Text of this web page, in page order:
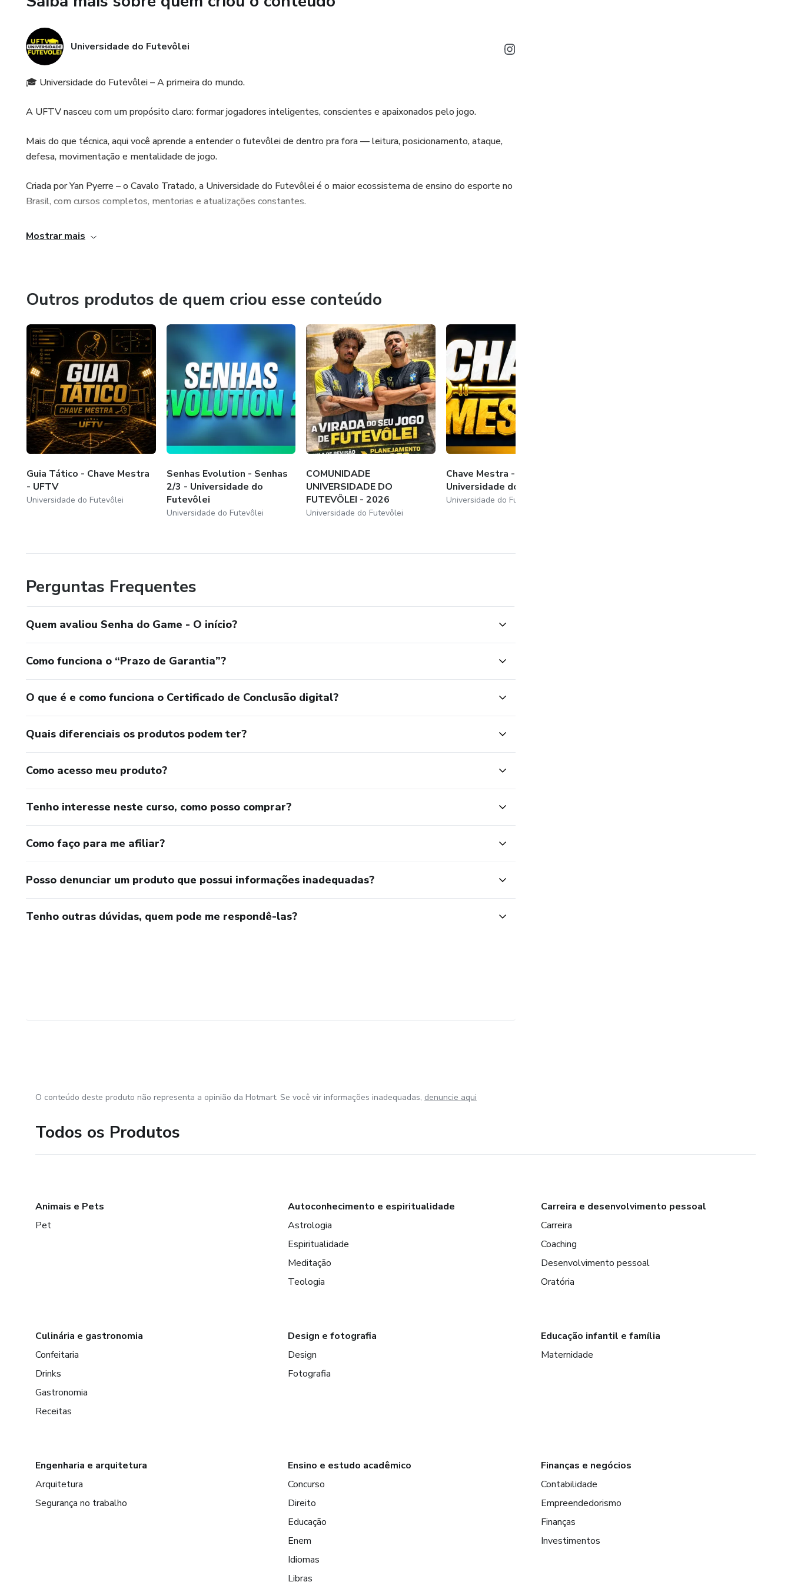
posicionamento, estratégia, inteligência tática e tomada de decisão, o Senhas do Game – O
Universidade do Futevôlei
🎓 Universidade do Futevôlei – A primeira do mundo.
A UFTV nasceu com um propósito claro: formar jogadores inteligentes, conscientes e apaixonados pelo jogo.
Mais do que técnica, aqui você aprende a entender o futevôlei de dentro pra fora — leitura, posicionamento, ataque,
defesa, movimentação e mentalidade de jogo.
Criada por Yan Pyerre – o Cavalo Tratado, a Universidade do Futevôlei é o maior ecossistema de ensino do esporte no
Brasil, com cursos completos, mentorias e atualizações constantes.
🧠 Do iniciante ao avançado, o foco é um só: fazer você dominar o jogo com sabedoria e identidade.
Mostrar mais
Outros produtos de quem criou esse conteúdo
Guia Tático - Chave Mestra
- UFTV
Universidade do Futevôlei
Senhas Evolution - Senhas
2/3 - Universidade do
Futevôlei
Universidade do Futevôlei
COMUNIDADE
UNIVERSIDADE DO
FUTEVÔLEI - 2026
Universidade do Futevôlei
Chave Mestra -
Universidade do Futevolei
Universidade do Futevôlei
Perguntas Frequentes
Quem avaliou Senha do Game - O início?
Como funciona o “Prazo de Garantia”?
O que é e como funciona o Certificado de Conclusão digital?
Quais diferenciais os produtos podem ter?
Como acesso meu produto?
Tenho interesse neste curso, como posso comprar?
Como faço para me afiliar?
Posso denunciar um produto que possui informações inadequadas?
Tenho outras dúvidas, quem pode me respondê-las?
O conteúdo deste produto não representa a opinião da Hotmart. Se você vir informações inadequadas, denuncie aqui
Todos os Produtos
Animais e Pets
Pet
Autoconhecimento e espiritualidade
Astrologia
Espiritualidade
Meditação
Teologia
Carreira e desenvolvimento pessoal
Carreira
Coaching
Desenvolvimento pessoal
Oratória
Culinária e gastronomia
Confeitaria
Drinks
Gastronomia
Receitas
Design e fotografia
Design
Fotografia
Educação infantil e família
Maternidade
Engenharia e arquitetura
Arquitetura
Segurança no trabalho
Ensino e estudo acadêmico
Concurso
Direito
Educação
Enem
Idiomas
Libras
Finanças e negócios
Contabilidade
Empreendedorismo
Finanças
Investimentos